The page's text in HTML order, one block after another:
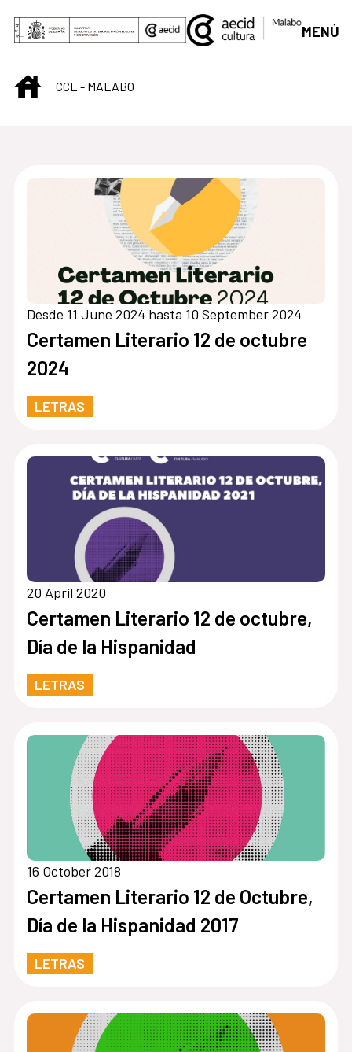
Skip to Main Content
MENÚ
INICIOCCE - MALABO
Desde 11 June 2024 hasta 10 September 2024
Certamen Literario 12 de octubre
2024
LETRAS
20 April 2020
Certamen Literario 12 de octubre,
Día de la Hispanidad
LETRAS
16 October 2018
Certamen Literario 12 de Octubre,
Día de la Hispanidad 2017
LETRAS